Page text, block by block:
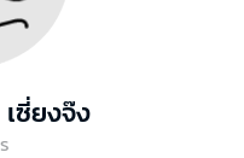
ซี่ยงจ๊ง